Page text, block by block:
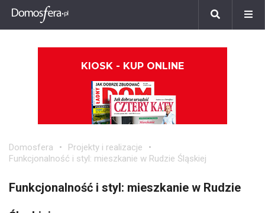
KIOSK - KUP ONLINE
Domosfera
Projekty i realizacje
Funkcjonalność i styl: mieszkanie w Rudzie Śląskiej
Funkcjonalność i styl: mieszkanie w Rudzie